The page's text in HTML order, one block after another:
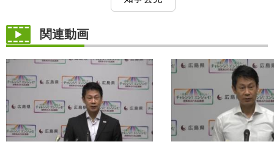
関連動画